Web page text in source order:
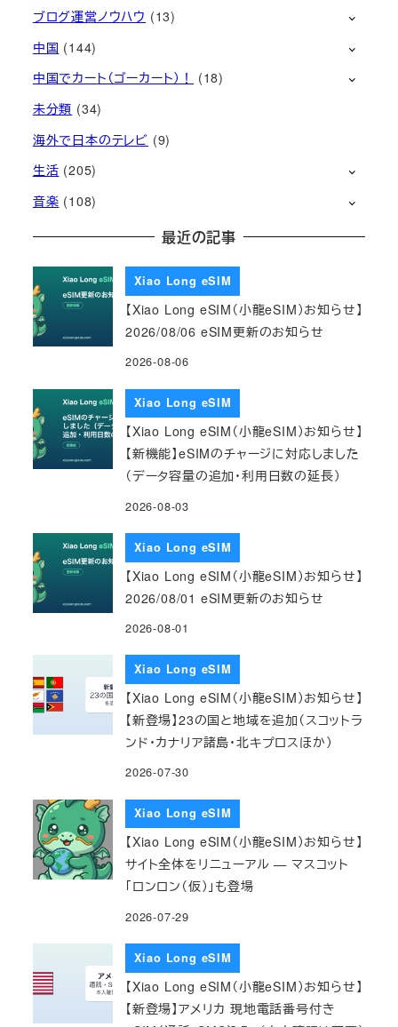
ブログ運営ノウハウ (13)
中国 (144)
中国でカート（ゴーカート）！
(18)
未分類 (34)
海外で日本のテレビ (9)
生活 (205)
音楽 (108)
最近の記事
Xiao Long eSIM
【Xiao Long eSIM（小龍eSIM）お知らせ】
2026/08/06 eSIM更新のお知らせ
2026-08-06
Xiao Long eSIM
【Xiao Long eSIM（小龍eSIM）お知らせ】
【新機能】eSIMのチャージに対応しました
（データ容量の追加・利用日数の延長）
2026-08-03
Xiao Long eSIM
【Xiao Long eSIM（小龍eSIM）お知らせ】
2026/08/01 eSIM更新のお知らせ
2026-08-01
Xiao Long eSIM
【Xiao Long eSIM（小龍eSIM）お知らせ】
【新登場】23の国と地域を追加（スコットラ
ンド・カナリア諸島・北キプロスほか）
2026-07-30
Xiao Long eSIM
【Xiao Long eSIM（小龍eSIM）お知らせ】
サイト全体をリニューアル — マスコット
「ロンロン（仮）」も登場
2026-07-29
Xiao Long eSIM
【Xiao Long eSIM（小龍eSIM）お知らせ】
【新登場】アメリカ 現地電話番号付き